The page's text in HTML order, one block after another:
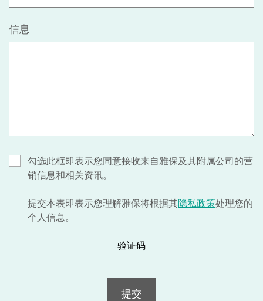
信息
勾选此框即表示您同意接收来自雅保及其附属公司的营
销信息和相关资讯。
提交本表即表示您理解雅保将根据其隐私政策处理您的
个人信息。
验证码
提交